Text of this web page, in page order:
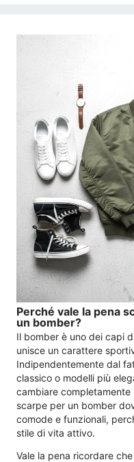
Perché vale la pena
un bomber?
Il bomber è uno dei capi
unisce un carattere
Indipendentemente dal
classico o modelli più
cambiare
scarpe per un bomber
comode e funzionali,
stile di vita attivo.
Vale la pena ricordare